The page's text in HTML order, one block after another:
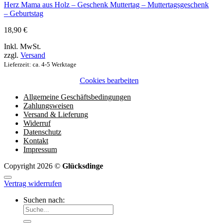
Herz Mama aus Holz – Geschenk Muttertag – Muttertagsgeschenk
– Geburtstag
18,90 €
Inkl. MwSt.
zzgl. Versand
Lieferzeit: ca. 4-5 Werktage
Cookies bearbeiten
Allgemeine Geschäftsbedingungen
Zahlungsweisen
Versand & Lieferung
Widerruf
Datenschutz
Kontakt
Impressum
Copyright 2026 © Glücksdinge
Vertrag widerrufen
Suchen nach: